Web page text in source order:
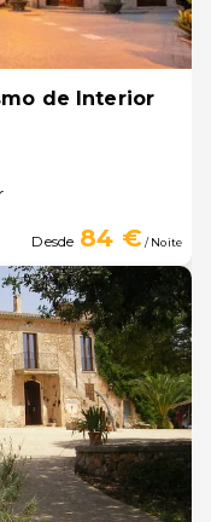
de Interior
Desde 84 €/ Noite